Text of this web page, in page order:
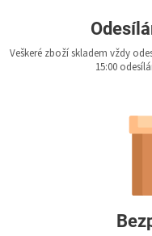
Veškeré zboží skladem vždy
15:00